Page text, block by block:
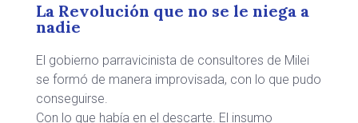
La Revolución que no se le niega a
nadie
El gobierno parravicinista de consultores de Milei
se formó de manera improvisada, con lo que pudo
conseguirse.
Con lo que había en el descarte. El insumo